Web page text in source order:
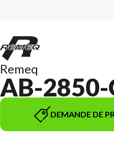
Remeq
AB-2850-
DEMANDE DE